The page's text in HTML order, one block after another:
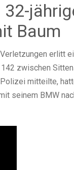
Baum
erlitt
zwischen
mitteilte,
seinem BMW